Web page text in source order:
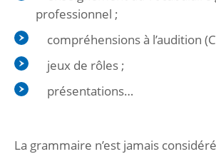
professionnel ;
compréhensions à l’audition
jeux de rôles ;
présentations…
La grammaire n’est jamais